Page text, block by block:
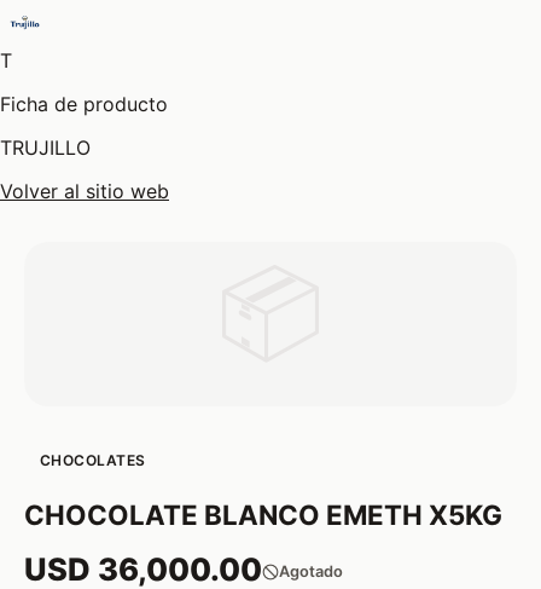
T
Ficha de producto
TRUJILLO
Volver al sitio web
CHOCOLATES
CHOCOLATE BLANCO EMETH X5KG
USD 36,000.00 Agotado